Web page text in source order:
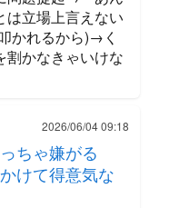
は立場上言えない
かれるから)→く
割かなきゃいけな
2026/06/04 09:18
ちゃ嫌がる
けて得意気な